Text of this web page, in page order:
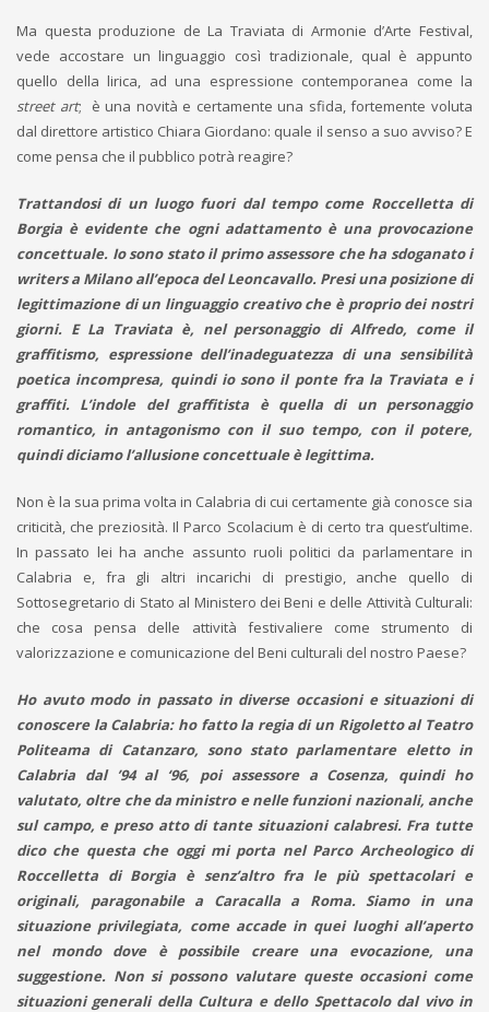
Ma questa produzione de La Traviata di Armonie d’Arte Festival,
vede accostare un linguaggio così tradizionale, qual è appunto
quello della lirica, ad una espressione contemporanea come la
street art; è una novità e certamente una sfida, fortemente voluta
dal direttore artistico Chiara Giordano: quale il senso a suo avviso? E
come pensa che il pubblico potrà reagire?
Trattandosi di un luogo fuori dal tempo come Roccelletta di
Borgia è evidente che ogni adattamento è una provocazione
concettuale. Io sono stato il primo assessore che ha sdoganato i
writers a Milano all’epoca del Leoncavallo. Presi una posizione di
legittimazione di un linguaggio creativo che è proprio dei nostri
giorni. E La Traviata è, nel personaggio di Alfredo, come il
graffitismo, espressione dell’inadeguatezza di una sensibilità
poetica incompresa, quindi io sono il ponte fra la Traviata e i
graffiti. L’indole del graffitista è quella di un personaggio
romantico, in antagonismo con il suo tempo, con il potere,
quindi diciamo l’allusione concettuale è legittima.
Non è la sua prima volta in Calabria di cui certamente già conosce sia
criticità, che preziosità. Il Parco Scolacium è di certo tra quest’ultime.
In passato lei ha anche assunto ruoli politici da parlamentare in
Calabria e, fra gli altri incarichi di prestigio, anche quello di
Sottosegretario di Stato al Ministero dei Beni e delle Attività Culturali:
che cosa pensa delle attività festivaliere come strumento di
valorizzazione e comunicazione del Beni culturali del nostro Paese?
Ho avuto modo in passato in diverse occasioni e situazioni di
conoscere la Calabria: ho fatto la regia di un Rigoletto al Teatro
Politeama di Catanzaro, sono stato parlamentare eletto in
Calabria dal ’94 al ‘96, poi assessore a Cosenza, quindi ho
valutato, oltre che da ministro e nelle funzioni nazionali, anche
sul campo, e preso atto di tante situazioni calabresi. Fra tutte
dico che questa che oggi mi porta nel Parco Archeologico di
Roccelletta di Borgia è senz’altro fra le più spettacolari e
originali, paragonabile a Caracalla a Roma. Siamo in una
situazione privilegiata, come accade in quei luoghi all’aperto
nel mondo dove è possibile creare una evocazione, una
suggestione. Non si possono valutare queste occasioni come
situazioni generali della Cultura e dello Spettacolo dal vivo in